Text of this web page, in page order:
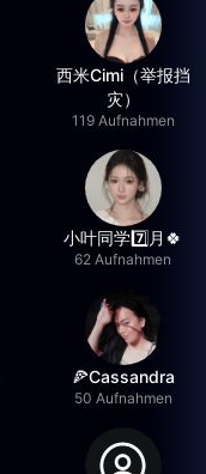
西米Cimi（举报挡
灾）
119 Aufnahmen
小叶同学7️⃣月🍀
62 Aufnahmen
🍕Cassandra
50 Aufnahmen